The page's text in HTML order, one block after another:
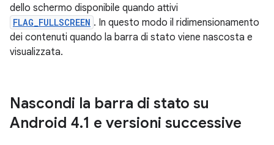
dello schermo disponibile quando attivi
FLAG_FULLSCREEN . In questo modo il ridimensionamento
dei contenuti quando la barra di stato viene nascosta e
visualizzata.
Nascondi la barra di stato su
Android 4.1 e versioni successive